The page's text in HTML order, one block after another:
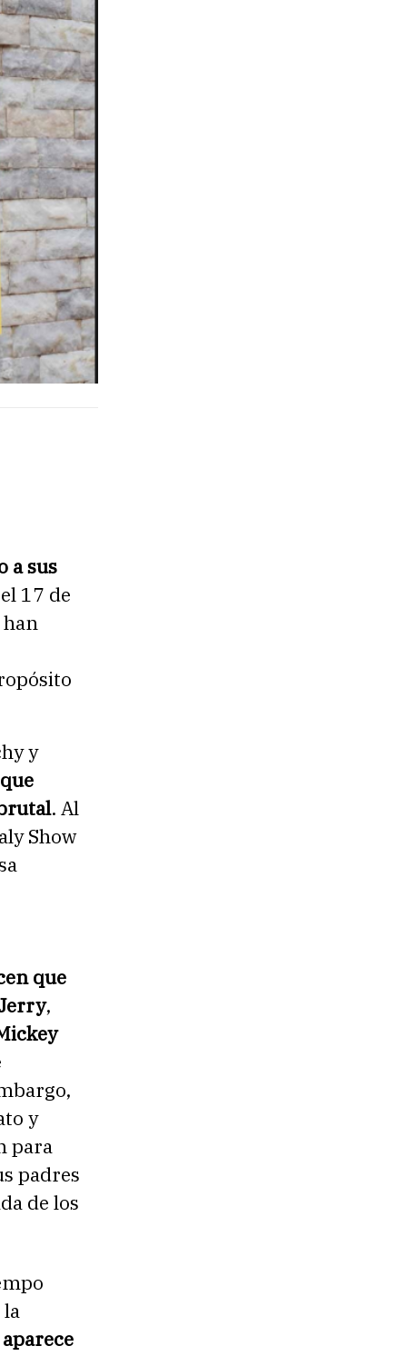
a sus
17 de
y
. Al
Show
que
,
y
para
padres
de los
la